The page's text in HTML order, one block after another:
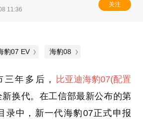
11:36
关注
豹07 EV 海豹08
年多后， 比亚迪海豹07(配置
新换代。在工信部最新公布的第
录中，新一代海豹07正式申报